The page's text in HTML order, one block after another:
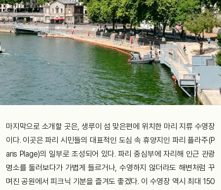
마지막으로 소개할 곳은, 생루이 섬 맞은편에 위치한 마리 지류 수영장
이다. 이곳은 파리 시민들의 대표적인 도심 속 휴양지인 파리 플라주(P
aris Plage)의 일부로 조성되어 있다. 파리 중심부에 자리해 인근 관광
명소를 둘러보다가 가볍게 들르거나, 수영하지 않더라도 해변처럼 꾸
며진 공원에서 피크닉 기분을 즐겨도 좋겠다. 이 수영장 역시 최대 150